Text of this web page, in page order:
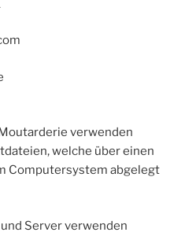
verwenden
welche über einen
Computersystem abgelegt
Server verwenden